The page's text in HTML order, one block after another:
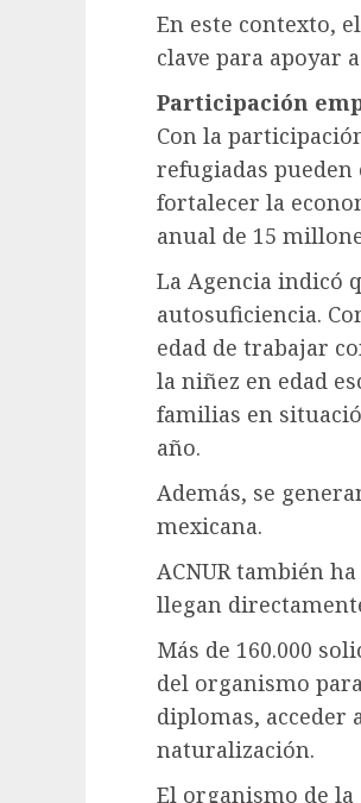
En este contexto,
clave para apoyar
Participación
Con la
refugiadas
fortalecer la
anual de 15
La Agencia indicó
autosuficiencia.
edad de trabajar
la niñez en edad
familias en
año.
Además, se
mexicana.
ACNUR también
llegan
Más de 160.000
del organismo
diplomas, acceder
naturalización.
El organismo de